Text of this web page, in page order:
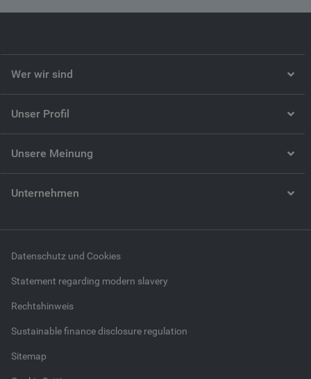
Wer wir sind
Unser Profil
Unsere Meinung
Unternehmen
Datenschutz und Cookies
Statement regarding modern slavery
Rechtshinweis
Sustainable finance disclosure regulation
Sitemap